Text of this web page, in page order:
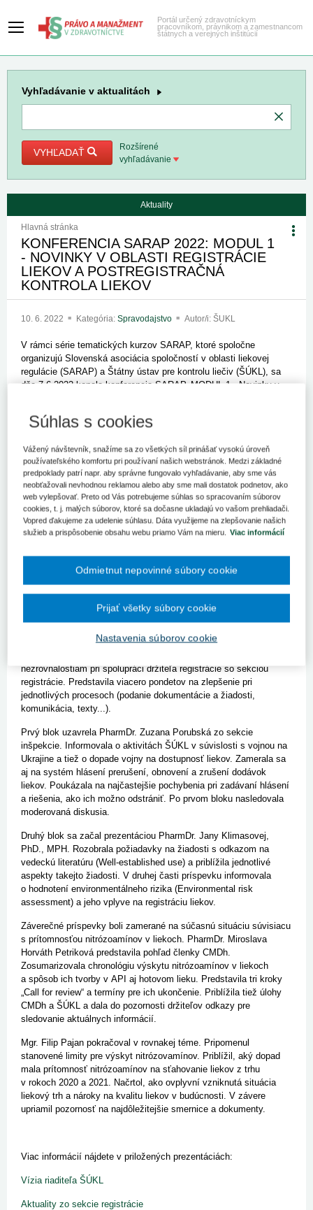
Portál určený zdravotníckym
pracovníkom, právnikom a zamestnancom
štátnych a verejných inštitúcií
Vyhľadávanie v aktualitách
VYHĽADAŤ
Rozšírené
vyhľadávanie
Aktuality
Hlavná stránka
KONFERENCIA SARAP 2022: MODUL 1
- NOVINKY V OBLASTI REGISTRÁCIE
LIEKOV A POSTREGISTRAČNÁ
KONTROLA LIEKOV
10. 6. 2022 Kategória: Spravodajstvo Autor/i: ŠUKL
V rámci série tematických kurzov SARAP, ktoré spoločne
organizujú Slovenská asociácia spoločností v oblasti liekovej
regulácie (SARAP) a Štátny ústav pre kontrolu liečiv (ŠÚKL), sa
dňa 7.6.2022 konala konferencia SARAP, MODUL 1 - Novinky v
Konferenciu otvoril riaditeľ Štátneho ústavu pre kontrolu liečiv,
ŠÚKLpod svojím vedením a misiu, kde ústredný cieľ úsilia
zohrávajú pacienti. Poukázal na momentálne najdôležitejšiu
agendu v oblasti liekovej regulácie v Európskej únii aj na
Slovensku.
Vedúca sekcie registrácie PharmDr. Ivana Pankuchová
prezentovalanovinky na sekcii registrácievrátane aktualizácie
tlačív a zmien pri vydávaní úradných dokumentov. Dala do
komplikujú registračné a postregistračné procesy. Dr. Pankuchová
tiež prezentovala nárast podaných a vybavených žiadostí
v elektronickej forme a poďakovala zástupcom držiteľov za
spoluprácu a adaptáciu na zmeny.
. Priblížila jej výhody a špecifikácie a zamerala sa na
nezrovnalostiam pri spolupráci držiteľa registrácie so sekciou
registrácie. Predstavila viacero pondetov na zlepšenie pri
jednotlivých procesoch (podanie dokumentácie a žiadosti,
komunikácia, texty...).
Prvý blok uzavrela PharmDr. Zuzana Porubská zo sekcie
inšpekcie. Informovala o aktivitách ŠÚKL v súvislosti s vojnou na
Ukrajine a tiež o dopade vojny na dostupnosť liekov. Zamerala sa
aj na systém hlásení prerušení, obnovení a zrušení dodávok
liekov. Poukázala na najčastejšie pochybenia pri zadávaní hlásení
a riešenia, ako ich možno odstrániť. Po prvom bloku nasledovala
moderovaná diskusia.
Druhý blok sa začal prezentáciou PharmDr. Jany Klimasovej,
PhD., MPH. Rozobrala požiadavky na žiadosti s odkazom na
vedeckú literatúru (Well-established use) a priblížila jednotlivé
aspekty takejto žiadosti. V druhej časti príspevku informovala
o hodnotení environmentálneho rizika (Environmental risk
assessment) a jeho vplyve na registráciu liekov.
Záverečné príspevky boli zamerané na súčasnú situáciu súvisiacu
s prítomnosťou nitrózoamínov v liekoch. PharmDr. Miroslava
Horváth Petriková predstavila pohľad členky CMDh.
Zosumarizovala chronológiu výskytu nitrózoamínov v liekoch
a spôsob ich tvorby v API aj hotovom lieku. Predstavila tri kroky
„Call for review“ a termíny pre ich ukončenie. Priblížila tiež úlohy
CMDh a ŠÚKL a dala do pozornosti držiteľov odkazy pre
sledovanie aktuálnych informácií.
Mgr. Filip Pajan pokračoval v rovnakej téme. Pripomenul
stanovené limity pre výskyt nitrózovamínov. Priblížil, aký dopad
mala prítomnosť nitrózoamínov na sťahovanie liekov z trhu
v rokoch 2020 a 2021. Načrtol, ako ovplyvní vzniknutá situácia
liekový trh a nároky na kvalitu liekov v budúcnosti. V závere
upriamil pozornosť na najdôležitejšie smernice a dokumenty.
Viac informácií nájdete v priložených prezentáciách:
Vízia riaditeľa ŠÚKL
Aktuality zo sekcie registrácie
Súhlas s cookies
Vážený návštevník, snažíme sa zo všetkých síl prinášať vysokú úroveň
používateľského komfortu pri používaní našich webstránok. Medzi základné
predpoklady patrí napr. aby správne fungovalo vyhľadávanie, aby sme vás
neobťažovali nevhodnou reklamou alebo aby sme mali dostatok podnetov, ako
web vylepšovať. Preto od Vás potrebujeme súhlas so spracovaním súborov
cookies, t. j. malých súborov, ktoré sa dočasne ukladajú vo vašom prehliadači.
Vopred ďakujeme za udelenie súhlasu. Dáta využijeme na zlepšovanie našich
služieb a prispôsobenie obsahu webu priamo Vám na mieru.
Viac informácií
Nastavenia súborov cookie
Odmietnut nepovinné súbory cookie
Prijať všetky súbory cookie